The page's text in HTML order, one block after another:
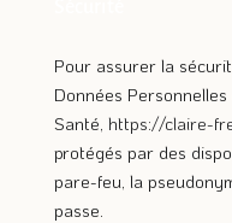
Pour assurer la
Données
Santé, https://claire-
protégés par des
pare-feu, la
passe.